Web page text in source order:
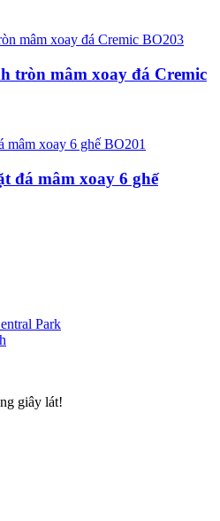
tròn mâm xoay đá Cremic
đá mâm xoay 6 ghế
giây lát!